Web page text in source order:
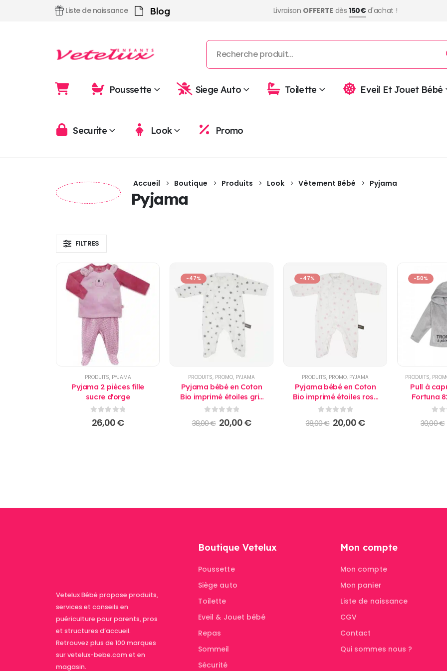
Liste de naissance Blog Livraison OFFERTE dès150€d'achat !
Poussette Siege Auto Toilette Eveil Et Jouet Bébé
Securite Look Promo
Accueil Boutique Produits Look Vêtement Bébé Pyjama
Pyjama
FILTRES
PRODUITS, PYJAMA
Pyjama 2 pièces fille
sucre d'orge
0sur 5
26,00€
-47%
PRODUITS, PROMO, PYJAMA
Pyjama bébé en Coton
Bio imprimé étoiles gris
Kadolis
sur 5
38,00€ Le
prix
20,00€Le
-47%
PRODUITS, PROMO, PYJAMA
Pyjama bébé en Coton
Bio imprimé étoiles rose
Kadolis
sur 5
38,00€ Le
prix
20,00€Le
-50%
PRODUITS,
Pull à
Fortuna
30,00€
Vetelux Bébé propose produits,
services et conseils en
puériculture pour parents, pros
et structures d’accueil.
Retrouvez plus de 100 marques
sur vetelux-bebe.com et en
magasin.
Boutique Vetelux
Poussette
Siège auto
Toilette
Eveil & Jouet bébé
Repas
Sommeil
Sécurité
Mon compte
Mon compte
Mon panier
Liste de naissance
CGV
Contact
Qui sommes nous ?